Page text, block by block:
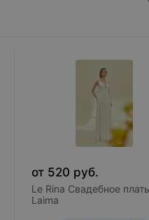
от 520 руб.
Le Rina Свадебное
Laima